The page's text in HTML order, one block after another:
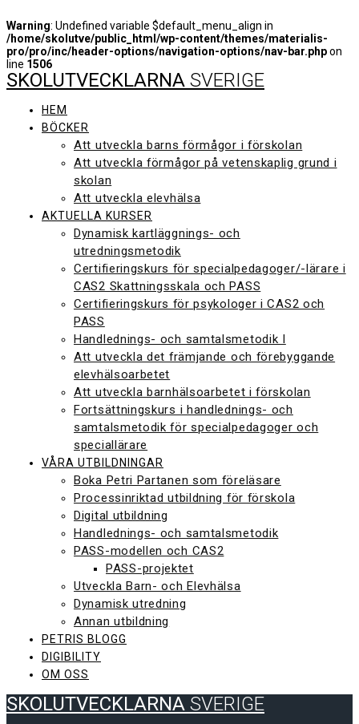
Warning: Undefined variable $default_menu_align in
/home/skolutve/public_html/wp-content/themes/materialis-
pro/pro/inc/header-options/navigation-options/nav-bar.phpon
line 1506
Hoppa
till
SKOLUTVECKLARNA SVERIGE
HEM
BÖCKER
Att utveckla barns förmågor i förskolan
Att utveckla förmågor på vetenskaplig grund i
skolan
Att utveckla elevhälsa
AKTUELLA KURSER
Dynamisk kartläggnings- och
utredningsmetodik
Certifieringskurs för specialpedagoger/-lärare i
CAS2 Skattningsskala och PASS
Certifieringskurs för psykologer i CAS2 och
PASS
Handlednings- och samtalsmetodik I
Att utveckla det främjande och förebyggande
elevhälsoarbetet
Att utveckla barnhälsoarbetet i förskolan
Fortsättningskurs i handlednings- och
samtalsmetodik för specialpedagoger och
speciallärare
VÅRA UTBILDNINGAR
Boka Petri Partanen som föreläsare
Processinriktad utbildning för förskola
Digital utbildning
Handlednings- och samtalsmetodik
PASS-modellen och CAS2
PASS-projektet
Utveckla Barn- och Elevhälsa
Dynamisk utredning
Annan utbildning
PETRIS BLOGG
DIGIBILITY
OM OSS
SKOLUTVECKLARNA SVERIGE